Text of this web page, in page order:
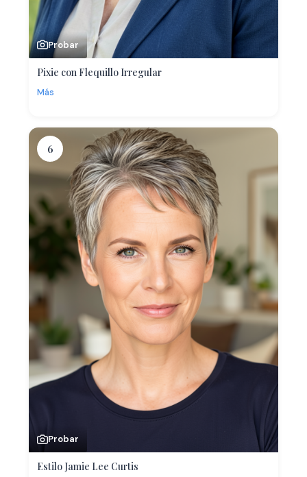
Probar
Pixie con Flequillo Irregular
Más
6
Probar
Estilo Jamie Lee Curtis